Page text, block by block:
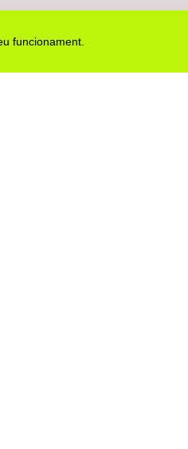
funcionament.
(Catalonia)